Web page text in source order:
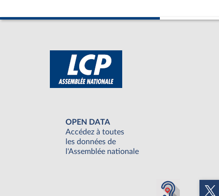
OPEN DATA
Accédez à toutes
les données de
l'Assemblée nationale